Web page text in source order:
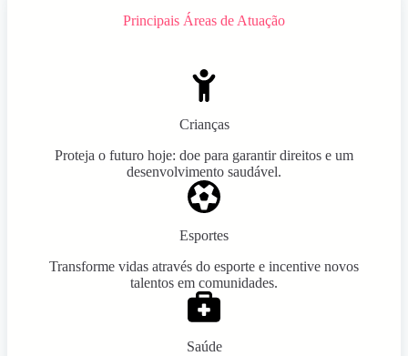
Principais Áreas de Atuação
Crianças
Proteja o futuro hoje: doe para garantir direitos e um
desenvolvimento saudável.
Esportes
Transforme vidas através do esporte e incentive novos
talentos em comunidades.
Saúde